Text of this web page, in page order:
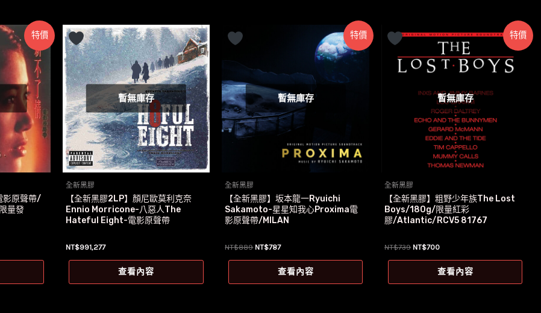
特價
影原聲帶/
量發
暫無庫存
全新黑膠
【全新黑膠2LP】顏尼歐莫利克奈
Ennio Morricone-八惡人The
Hateful Eight-電影原聲帶
NT$991,277
查看內容
特價
暫無庫存
全新黑膠
【全新黑膠】坂本龍一Ryuichi
Sakamoto-星星知我心Proxima電
影原聲帶/MILAN
NT$889 原
NT$889。
NT$787目
價
格：
NT$787。
查看內容
特價
暫無庫存
全新黑膠
【全新黑膠】粗野少年族The Lost
Boys/180g/限量紅彩
膠/Atlantic/RCV5 81767
NT$739 原
NT$739。
NT$700目
價
格：
NT$700。
查看內容